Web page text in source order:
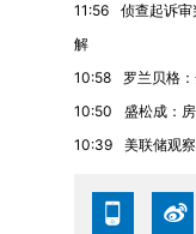
11:56
侦查起诉
解
10:58
罗兰贝格
10:50
盛松成：
10:39
美联储观